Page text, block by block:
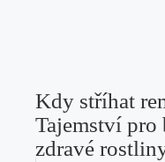
Kdy stříhat
Tajemství pro
zdravé